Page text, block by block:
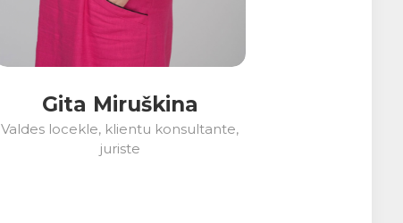
Gita Miruškina
Valdes locekle, klientu konsultante,
juriste